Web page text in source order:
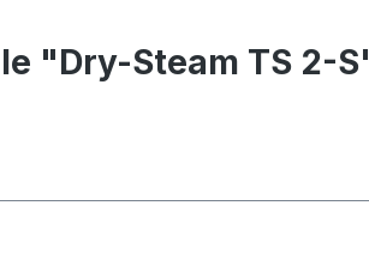
"Dry-Steam TS 2-